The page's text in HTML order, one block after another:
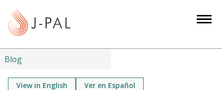
Blog
View in English Ver en Español